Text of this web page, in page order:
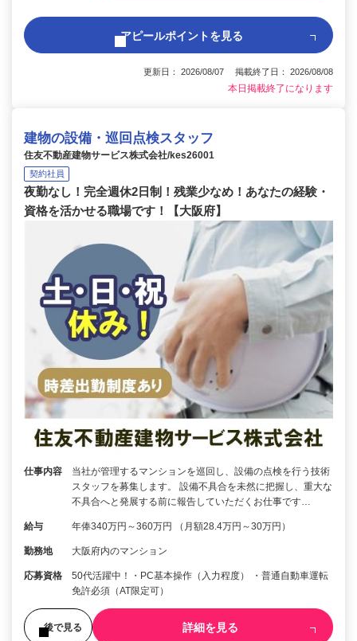
アピールポイントを見る
更新日： 2026/08/07 掲載終了日： 2026/08/08
本日掲載終了になります
建物の設備・巡回点検スタッフ
住友不動産建物サービス株式会社/kes26001
契約社員
夜勤なし！完全週休2日制！残業少なめ！あなたの経験・
資格を活かせる職場です！【大阪府】
仕事内容
当社が管理するマンションを巡回し、設備の点検を行う技術
スタッフを募集します。 設備不具合を未然に把握し、重大な
不具合へと発展する前に報告していただくお仕事です…
給与 年俸340万円～360万円 （月額28.4万円～30万円）
勤務地 大阪府内のマンション
応募資格
50代活躍中！・PC基本操作（入力程度） ・普通自動車運転
免許必須（AT限定可）
後で見る 詳細を見る